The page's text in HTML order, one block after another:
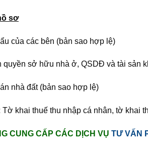
sơ
của các bên (bản sao hợp lệ)
quyền sở hữu nhà ở, QSDĐ và tài sản
nhà đất (bản sao hợp lệ)
Tờ khai thuế thu nhập cá nhân, tờ khai
CUNG CẤP CÁC DỊCH VỤ TƯ VẤN